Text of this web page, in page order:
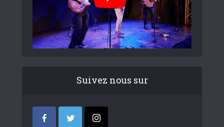
Suivez nous sur